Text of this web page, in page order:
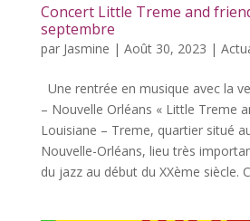
Concert Little Treme and
septembre
par Jasmine | Août 30, 2023 |
Une rentrée en musique avec la
– Nouvelle Orléans « Little Treme
Louisiane – Treme, quartier situé
Nouvelle-Orléans, lieu très
du jazz au début du XXème siècle.